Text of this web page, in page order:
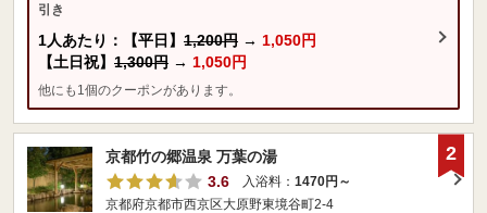
引き
1人あたり：【平日】 1,200円 → 1,050円
【土日祝】 1,300円 → 1,050円
他にも1個のクーポンがあります。
京都竹の郷温泉 万葉の湯
3.6
入浴料： 1470円～
京都府京都市西京区大原野東境谷町2-4
2